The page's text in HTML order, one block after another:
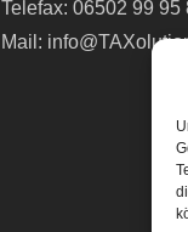
Telefax: 06502 99 95
Mail: